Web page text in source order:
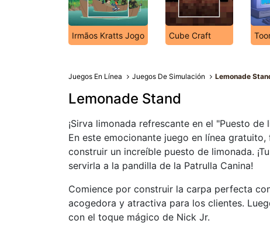
Irmãos Kratts Jogo Cube Craft
Juegos En Línea Juegos De Simulación Lemonade
Lemonade Stand
¡Sirva limonada refrescante en el "Puesto
En este emocionante juego en línea
construir un increíble puesto de limonada.
servirla a la pandilla de la Patrulla Canina!
Comience por construir la carpa perfecta
acogedora y atractiva para los clientes.
con el toque mágico de Nick Jr.